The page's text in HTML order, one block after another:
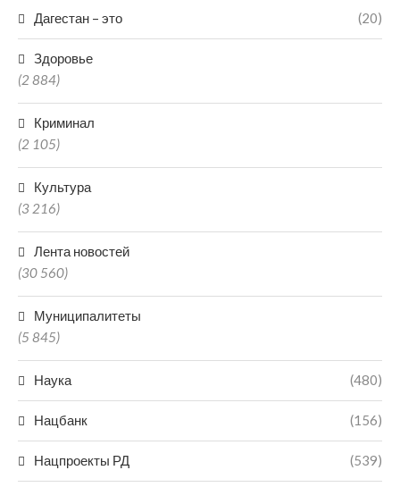
Дагестан – это (20)
Здоровье
(2 884)
Криминал
(2 105)
Культура
(3 216)
Лента новостей
(30 560)
Муниципалитеты
(5 845)
Наука (480)
Нацбанк (156)
Нацпроекты РД (539)